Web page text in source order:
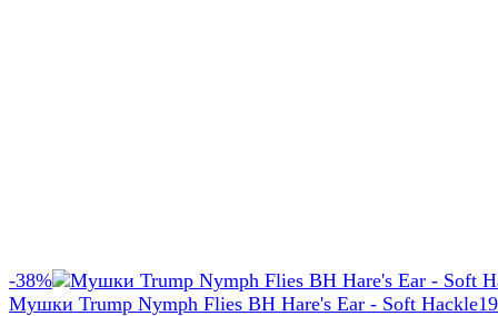
-38%
Мушки Trump Nymph Flies BH Hare's Ear - Soft Hackle